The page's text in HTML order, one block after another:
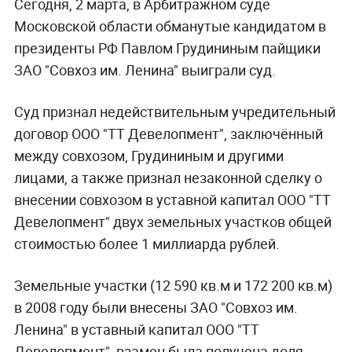
Московской области обманутые кандидатом в
президенты РФ Павлом Грудининым пайщики
ЗАО "Совхоз им. Ленина" выиграли суд.
Суд признал недействительным учредительный
договор ООО "ТТ Девелопмент", заключённый
между совхозом, Грудининым и другими
лицами, а также признал незаконной сделку о
внесении совхозом в уставной капитал ООО "ТТ
Девелопмент" двух земельных участков общей
стоимостью более 1 миллиарда рублей.
Земельные участки (12 590 кв.м и 172 200 кв.м)
в 2008 году были внесены ЗАО "Совхоз им.
Ленина" в уставный капитал ООО "ТТ